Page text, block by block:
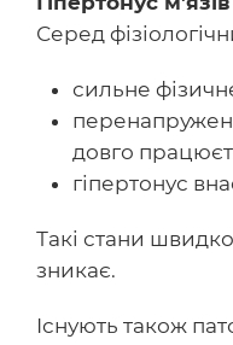
Серед
сильне
довго
гіпертонус
Такі стани
зникає.
Існують також